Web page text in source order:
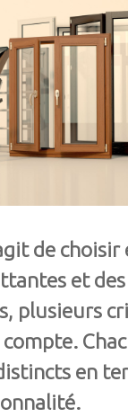
de
et
plusieurs
en
.